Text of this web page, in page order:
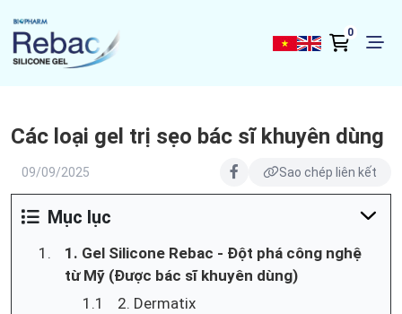
0
Các loại gel trị sẹo bác sĩ khuyên dùng
09/09/2025 Sao chép liên kết
Mục lục
1. Gel Silicone Rebac - Đột phá công nghệ
từ Mỹ (Được bác sĩ khuyên dùng)
2. Dermatix